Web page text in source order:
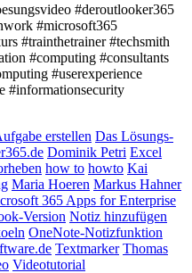
#deroutlooker365
#microsoft365
#trainthetrainer #techsmith
#computing #consultants
#userexperience
#informationsecurity
erstellen Das Lösungs-
Dominik Petri Excel
how to howto Kai
Maria Hoeren Markus Hahner
365 Apps for Enterprise
Version Notiz hinzufügen
OneNote-Notizfunktion
Textmarker Thomas
Videotutorial